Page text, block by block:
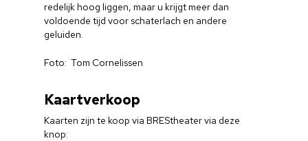
redelijk hoog liggen, maar u krijgt meer dan
voldoende tijd voor schaterlach en andere
geluiden.
Foto: Tom Cornelissen
Kaartverkoop
Kaarten zijn te koop via BREStheater via deze
knop: